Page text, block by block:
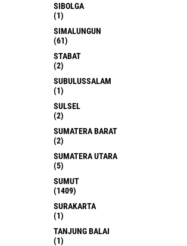
SIBOLGA
(1)
SIMALUNGUN
(61)
STABAT
(2)
SUBULUSSALAM
(1)
SULSEL
(2)
SUMATERA BARAT
(2)
SUMATERA UTARA
(5)
SUMUT
(1409)
SURAKARTA
(1)
TANJUNG BALAI
(1)